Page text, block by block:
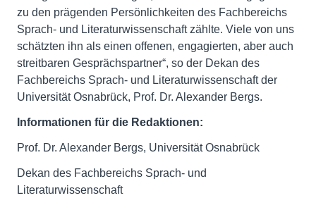
zu den prägenden Persönlichkeiten des Fachbereichs
Sprach- und Literaturwissenschaft zählte. Viele von uns
schätzten ihn als einen offenen, engagierten, aber auch
streitbaren Gesprächspartner“, so der Dekan des
Fachbereichs Sprach- und Literaturwissenschaft der
Universität Osnabrück, Prof. Dr. Alexander Bergs.
Informationen für die Redaktionen:
Prof. Dr. Alexander Bergs, Universität Osnabrück
Dekan des Fachbereichs Sprach- und
Literaturwissenschaft